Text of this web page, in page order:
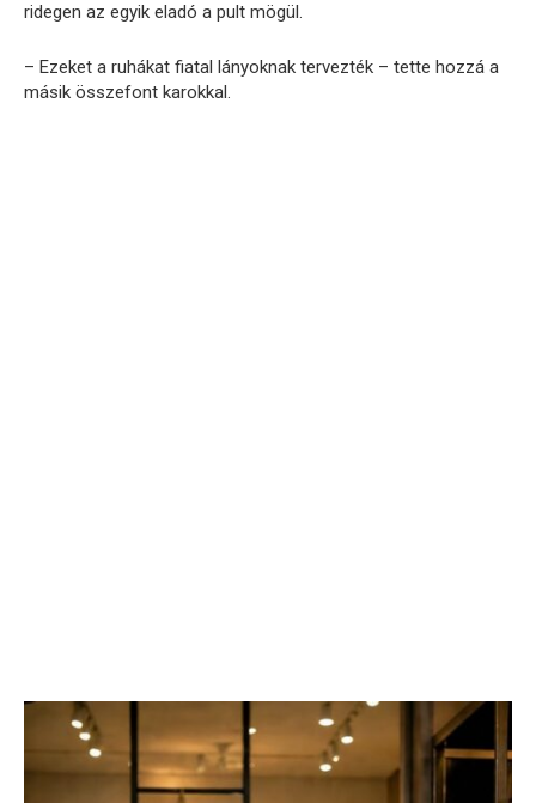
ridegen az egyik eladó a pult mögül.
– Ezeket a ruhákat fiatal lányoknak tervezték – tette hozzá a
másik összefont karokkal.